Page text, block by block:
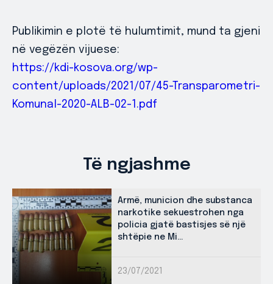
Publikimin e plotë të hulumtimit, mund ta gjeni
në vegëzën vijuese:
https://kdi-kosova.org/wp-
content/uploads/2021/07/45-Transparometri-
Komunal-2020-ALB-02-1.pdf
Të ngjashme
Armë, municion dhe substanca
narkotike sekuestrohen nga
policia gjatë bastisjes së një
shtëpie ne Mi...
23/07/2021